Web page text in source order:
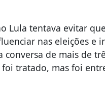
Lula tentava evitar
nas eleições e
de mais de
tratado, mas foi